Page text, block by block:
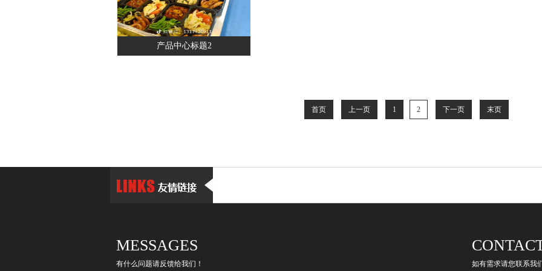
产品中心标题2
首页 上一页 1 2 下一页 末页
MESSAGES
有什么问题请反馈给我们！ 如有需求请您联系我